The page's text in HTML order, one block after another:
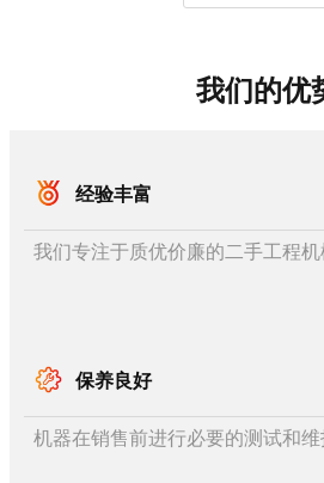
我们的优
经验丰富
我们专注于质优价廉的二手工程机
保养良好
机器在销售前进行必要的测试和维